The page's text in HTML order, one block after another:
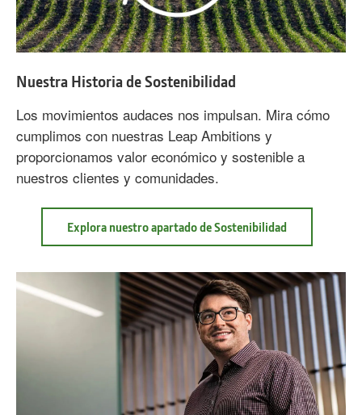
Nuestra Historia de Sostenibilidad
Los movimientos audaces nos impulsan. Mira cómo
cumplimos con nuestras Leap Ambitions y
proporcionamos valor económico y sostenible a
nuestros clientes y comunidades.
Explora nuestro apartado de Sostenibilidad